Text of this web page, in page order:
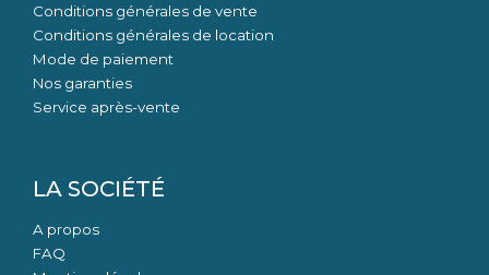
Conditions générales de vente
Conditions générales de location
Mode de paiement
Nos garanties
Service après-vente
LA SOCIÉTÉ
A propos
FAQ